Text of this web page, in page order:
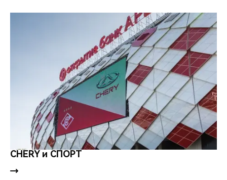
CHERY и СПОРТ